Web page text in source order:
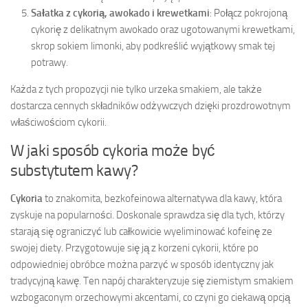
Sałatka z cykorią, awokado i krewetkami: Połącz pokrojoną
cykorię z delikatnym awokado oraz ugotowanymi krewetkami,
skrop sokiem limonki, aby podkreślić wyjątkowy smak tej
potrawy.
Każda z tych propozycji nie tylko urzeka smakiem, ale także
dostarcza cennych składników odżywczych dzięki prozdrowotnym
właściwościom cykorii.
W jaki sposób cykoria może być
substytutem kawy?
Cykoriato znakomita, bezkofeinowa alternatywa dla kawy, która
zyskuje na popularności. Doskonale sprawdza się dla tych, którzy
starają się ograniczyć lub całkowicie wyeliminować kofeinę ze
swojej diety. Przygotowuje się ją z korzeni cykorii, które po
odpowiedniej obróbce można parzyć w sposób identyczny jak
tradycyjną kawę. Ten napój charakteryzuje się ziemistym smakiem
wzbogaconym orzechowymi akcentami, co czyni go ciekawą opcją